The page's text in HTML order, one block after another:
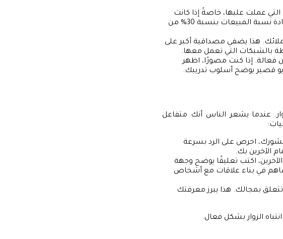
عملت عليها، خاصةً إذا كانت
لها نتائج ملموسة. على سبيل المثال، يمكنك ذكر: “ساهمت في زيادة نسبة المبيعات بنسبة 30% من
هذا يضفي مصداقية أكبر على
بالشبكات التي تعمل معها.
فعالة. إذا كنت مصورًا، اظهر
قصير يوضح أسلوب تدريبك.
عندما يشعر الناس أنك متفاعل
احرص على الرد بسرعة
الآخرين بك.
اكتب تعليقًا يوضح وجهة
في بناء علاقات مع أشخاص
بمجالك. هذا يبرز معرفتك
الزوار بشكل فعال.